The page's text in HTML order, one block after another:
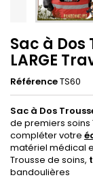
Sac à Dos
LARGE
RéférenceTS60
Sac à Dos
de premiers soins
compléter votre
matériel médical
Trousse de soins,
bandoulières